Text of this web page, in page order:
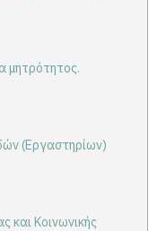
μητρότητος.
(Εργαστηρίων)
και Κοινωνικής